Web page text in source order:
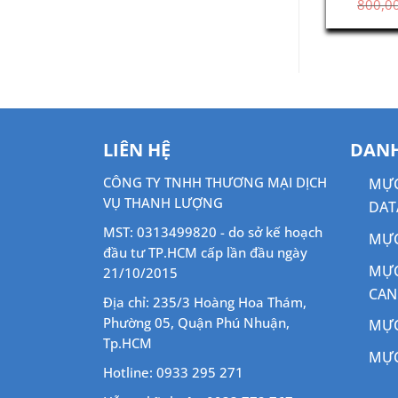
LIÊN HỆ
CÔNG TY TNHH THƯƠNG MẠI DỊCH
VỤ THANH LƯỢNG
MST: 0313499820 - do sở kế hoạch
đầu tư TP.HCM cấp lần đầu ngày
21/10/2015
Địa chỉ: 235/3 Hoàng Hoa Thám,
Phường 05, Quận Phú Nhuận,
Tp.HCM
Hotline: 0933 295 271